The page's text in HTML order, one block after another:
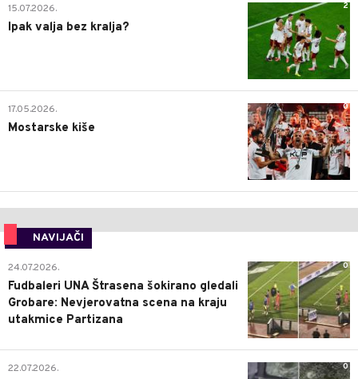
2
15.07.2026.
Ipak valja bez kralja?
0
17.05.2026.
Mostarske kiše
NAVIJAČI
0
24.07.2026.
Fudbaleri UNA Štrasena šokirano gledali
Grobare: Nevjerovatna scena na kraju
utakmice Partizana
0
22.07.2026.